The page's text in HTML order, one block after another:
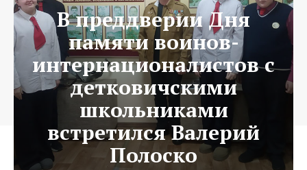
В преддверии Дня
памяти воинов-
интернационалистов с
детковичскими
школьниками
встретился Валерий
Полоско